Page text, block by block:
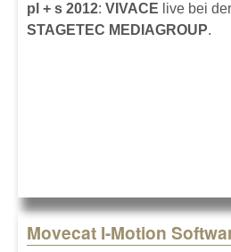
pl + s 2012: VIVACE live bei der
STAGETEC MEDIAGROUP.
Movecat I-Motion